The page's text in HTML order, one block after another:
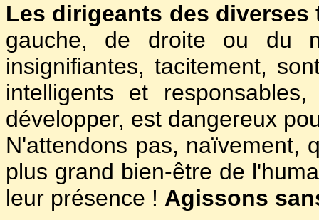
Les dirigeants des
gauche, de droite ou du
insignifiantes, tacitement,
intelligents et
développer, est dangereux
N'attendons pas, naïvement,
plus grand bien-être de
leur présence ! Agissons